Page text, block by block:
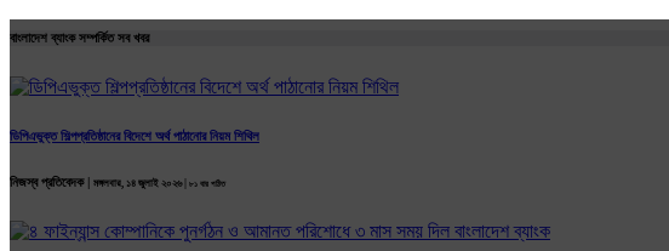
বাংলাদেশ ব্যাংক সম্পর্কিত সব খবর
ডিপিএভুক্ত শিল্পপ্রতিষ্ঠানের বিদেশে অর্থ পাঠানোর নিয়ম শিথিল
নিজস্ব প্রতিবেদক | মঙ্গলবার, ১৪ জুলাই ২০২৬ | ৮১ বার পঠিত